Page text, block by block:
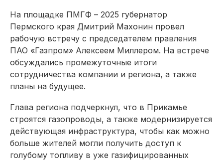
На площадке ПМГФ – 2025 губернатор
Пермского края Дмитрий Махонин провел
рабочую встречу с председателем правления
ПАО «Газпром» Алексеем Миллером. На встрече
обсуждались промежуточные итоги
сотрудничества компании и региона, а также
планы на будущее.
Глава региона подчеркнул, что в Прикамье
строятся газопроводы, а также модернизируется
действующая инфраструктура, чтобы как можно
больше жителей могли получить доступ к
голубому топливу в уже газифицированных